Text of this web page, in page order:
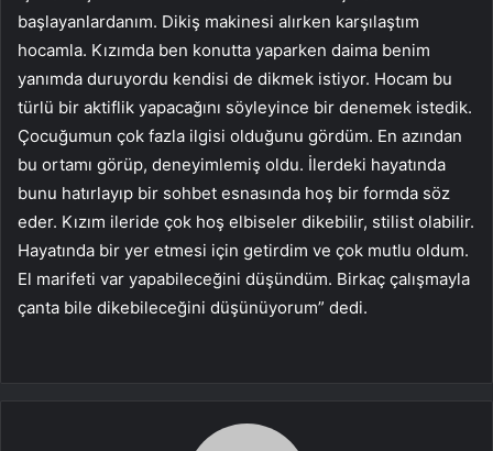
başlayanlardanım. Dikiş makinesi alırken karşılaştım
hocamla. Kızımda ben konutta yaparken daima benim
yanımda duruyordu kendisi de dikmek istiyor. Hocam bu
türlü bir aktiflik yapacağını söyleyince bir denemek istedik.
Çocuğumun çok fazla ilgisi olduğunu gördüm. En azından
bu ortamı görüp, deneyimlemiş oldu. İlerdeki hayatında
bunu hatırlayıp bir sohbet esnasında hoş bir formda söz
eder. Kızım ileride çok hoş elbiseler dikebilir, stilist olabilir.
Hayatında bir yer etmesi için getirdim ve çok mutlu oldum.
El marifeti var yapabileceğini düşündüm. Birkaç çalışmayla
çanta bile dikebileceğini düşünüyorum” dedi.